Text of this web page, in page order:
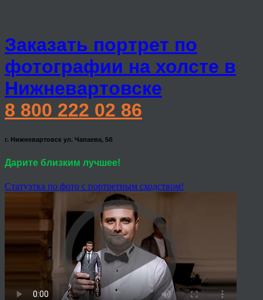
Заказать портрет по
фотографии на холсте в
Нижневартовске
8 800 222 02 86
г. Нижневартовск ул. Чапаева, 5б
Дарите близким лучшее!
Статуэтка по фото с портретным сходством!